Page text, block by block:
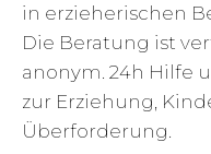
in erzieherischen
Die Beratung ist
anonym. 24h Hilfe
zur Erziehung,
Überforderung.